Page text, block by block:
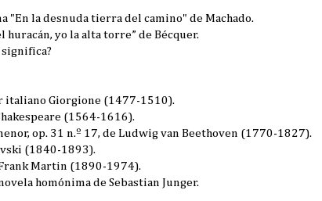
"En la desnuda tierra del camino" de Machado.
huracán, yo la alta torre” de Bécquer.
significa?
Giorgione (1477-1510).
(1564-1616).
op. 31 n.º 17, de Ludwig van Beethoven (1770-1827).
(1840-1893).
Martin (1890-1974).
homónima de Sebastian Junger.